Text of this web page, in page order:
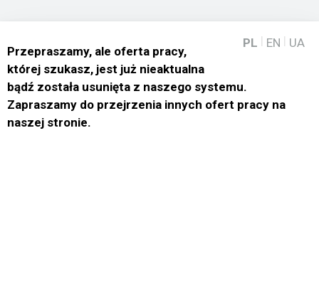
PL | EN | UA
Przepraszamy, ale oferta pracy,
której szukasz, jest już nieaktualna
bądź została usunięta z naszego systemu.
Zapraszamy do przejrzenia innych ofert pracy na
naszej stronie.